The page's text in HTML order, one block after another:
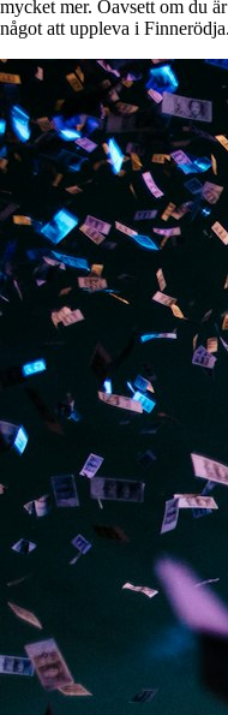
mycket mer. Oavsett om du
något att uppleva i Finnerödja.